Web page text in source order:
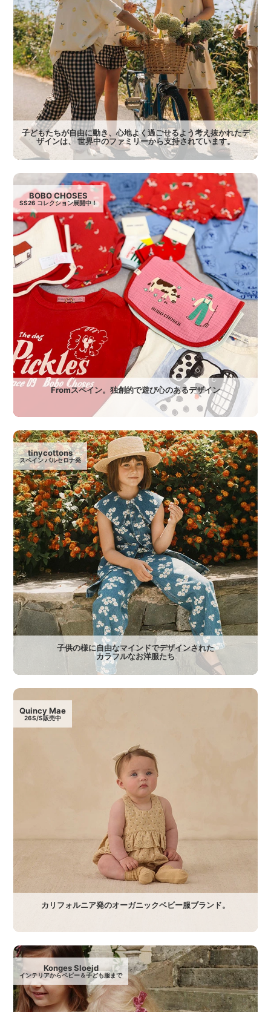
子どもたちが自由に動き、心地よく過ごせるよう考え抜かれたデ
ザインは、 世界中のファミリーから支持されています。
BOBO CHOSES
SS26 コレクション展開中！
Fromスペイン。独創的で遊び心のあるデザイン
tinycottons
スペイン バルセロナ発
子供の様に自由なマインドでデザインされた
カラフルなお洋服たち
Quincy Mae
26S/S販売中
カリフォルニア発のオーガニックベビー服ブランド。
Konges Sloejd
インテリアからベビー＆子ども服まで